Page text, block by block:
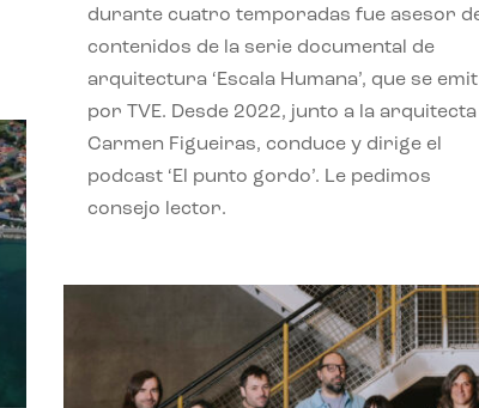
durante cuatro temporadas fue asesor
contenidos de la serie documental de
arquitectura ‘Escala Humana’, que se
por TVE. Desde 2022, junto a la arquitecta
Carmen Figueiras, conduce y dirige el
podcast ‘El punto gordo’. Le pedimos
consejo lector.